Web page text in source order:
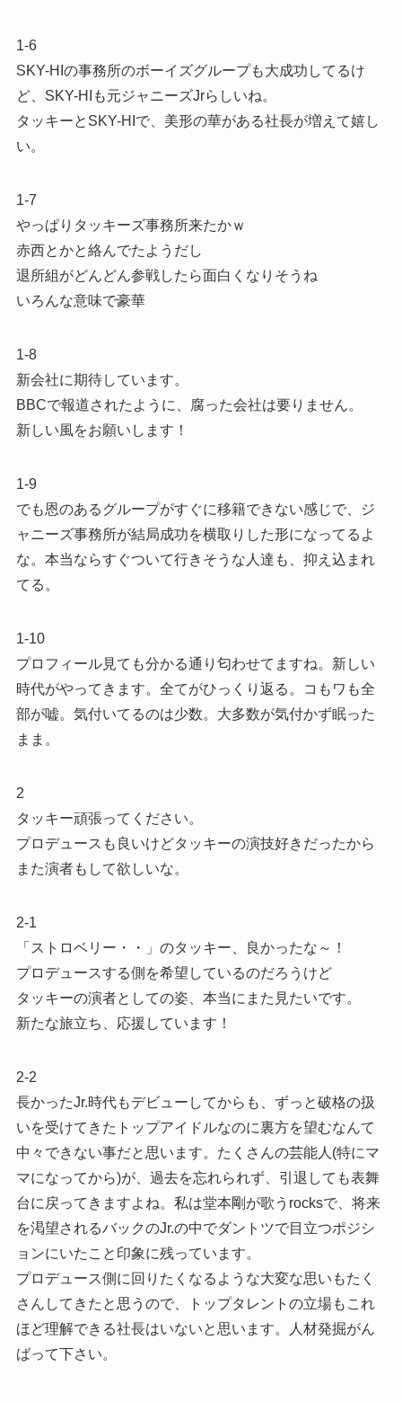
1-6
SKY-HIの事務所のボーイズグループも大成功してるけ
ど、SKY-HIも元ジャニーズJrらしいね。
タッキーとSKY-HIで、美形の華がある社長が増えて嬉し
い。
1-7
やっぱりタッキーズ事務所来たかｗ
赤西とかと絡んでたようだし
退所組がどんどん参戦したら面白くなりそうね
いろんな意味で豪華
1-8
新会社に期待しています。
BBCで報道されたように、腐った会社は要りません。
新しい風をお願いします！
1-9
でも恩のあるグループがすぐに移籍できない感じで、ジ
ャニーズ事務所が結局成功を横取りした形になってるよ
な。本当ならすぐついて行きそうな人達も、抑え込まれ
てる。
1-10
プロフィール見ても分かる通り匂わせてますね。新しい
時代がやってきます。全てがひっくり返る。コもワも全
部が嘘。気付いてるのは少数。大多数が気付かず眠った
まま。
2
タッキー頑張ってください。
プロデュースも良いけどタッキーの演技好きだったから
また演者もして欲しいな。
2-1
「ストロベリー・・」のタッキー、良かったな～！
プロデュースする側を希望しているのだろうけど
タッキーの演者としての姿、本当にまた見たいです。
新たな旅立ち、応援しています！
2-2
長かったJr.時代もデビューしてからも、ずっと破格の扱
いを受けてきたトップアイドルなのに裏方を望むなんて
中々できない事だと思います。たくさんの芸能人(特にマ
マになってから)が、過去を忘れられず、引退しても表舞
台に戻ってきますよね。私は堂本剛が歌うrocksで、将来
を渇望されるバックのJr.の中でダントツで目立つポジシ
ョンにいたこと印象に残っています。
プロデュース側に回りたくなるような大変な思いもたく
さんしてきたと思うので、トップタレントの立場もこれ
ほど理解できる社長はいないと思います。人材発掘がん
ばって下さい。